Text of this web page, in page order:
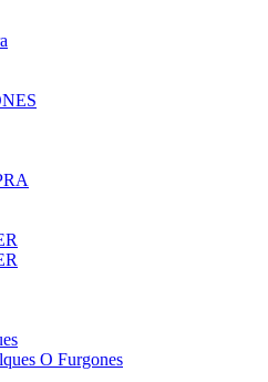
O Furgones